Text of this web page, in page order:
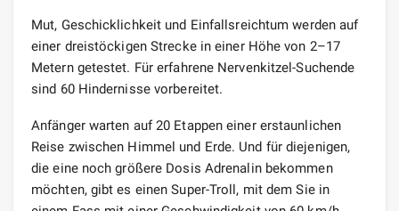
Mut, Geschicklichkeit und Einfallsreichtum werden auf
einer dreistöckigen Strecke in einer Höhe von 2–17
Metern getestet. Für erfahrene Nervenkitzel-Suchende
sind 60 Hindernisse vorbereitet.
Anfänger warten auf 20 Etappen einer erstaunlichen
Reise zwischen Himmel und Erde. Und für diejenigen,
die eine noch größere Dosis Adrenalin bekommen
möchten, gibt es einen Super-Troll, mit dem Sie in